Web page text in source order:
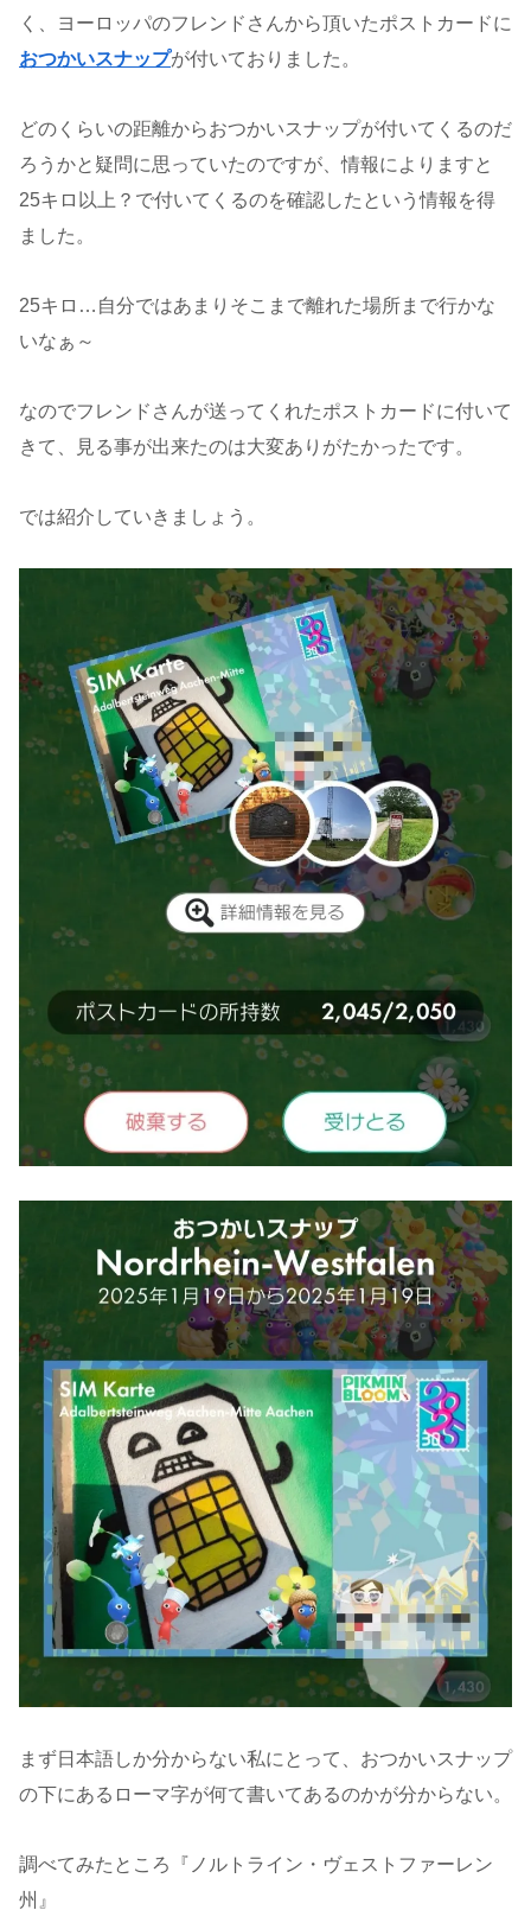
く、ヨーロッパのフレンドさんから頂いたポストカードに
おつかいスナップが付いておりました。
どのくらいの距離からおつかいスナップが付いてくるのだ
ろうかと疑問に思っていたのですが、情報によりますと
25キロ以上？で付いてくるのを確認したという情報を得
ました。
25キロ…自分ではあまりそこまで離れた場所まで行かな
いなぁ～
なのでフレンドさんが送ってくれたポストカードに付いて
きて、見る事が出来たのは大変ありがたかったです。
では紹介していきましょう。
まず日本語しか分からない私にとって、おつかいスナップ
の下にあるローマ字が何て書いてあるのかが分からない。
調べてみたところ『ノルトライン・ヴェストファーレン
州』